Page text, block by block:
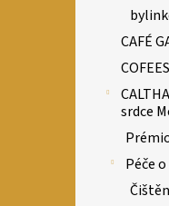
CAFÉ
srdce
Péče